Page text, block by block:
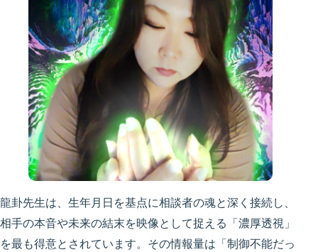
龍卦先生は、生年月日を基点に相談者の魂と深く接続し、
相手の本音や未来の結末を映像として捉える「濃厚透視」
を最も得意とされています。その情報量は「制御不能だっ